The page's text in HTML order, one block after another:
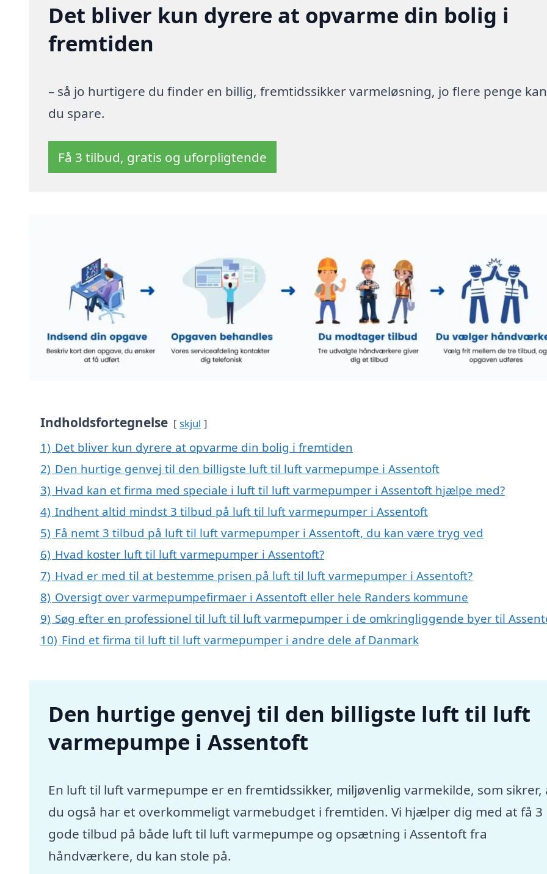
Det bliver kun dyrere at opvarme din bolig i
fremtiden
– så jo hurtigere du finder en billig, fremtidssikker varmeløsning, jo flere penge kan
du spare.
Få 3 tilbud, gratis og uforpligtende
Indholdsfortegnelse skjul
1) Det bliver kun dyrere at opvarme din bolig i fremtiden
2) Den hurtige genvej til den billigste luft til luft varmepumpe i Assentoft
3) Hvad kan et firma med speciale i luft til luft varmepumper i Assentoft hjælpe med?
4) Indhent altid mindst 3 tilbud på luft til luft varmepumper i Assentoft
5) Få nemt 3 tilbud på luft til luft varmepumper i Assentoft, du kan være tryg ved
6) Hvad koster luft til luft varmepumper i Assentoft?
7) Hvad er med til at bestemme prisen på luft til luft varmepumper i Assentoft?
8) Oversigt over varmepumpefirmaer i Assentoft eller hele Randers kommune
9) Søg efter en professionel til luft til luft varmepumper i de omkringliggende byer til
10) Find et firma til luft til luft varmepumper i andre dele af Danmark
Den hurtige genvej til den billigste luft til luft
varmepumpe i Assentoft
En luft til luft varmepumpe er en fremtidssikker, miljøvenlig varmekilde, som sikrer,
du også har et overkommeligt varmebudget i fremtiden. Vi hjælper dig med at få 3
gode tilbud på både luft til luft varmepumpe og opsætning i Assentoft fra
håndværkere, du kan stole på.